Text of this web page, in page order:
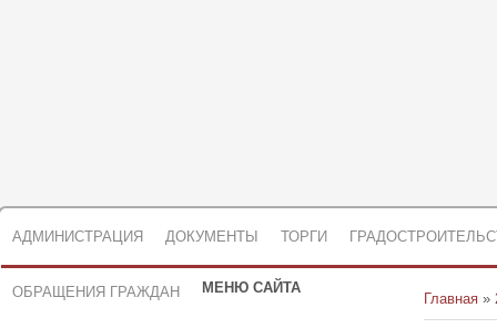
АДМИНИСТРАЦИЯ ДОКУМЕНТЫ ТОРГИ
ОБРАЩЕНИЯ ГРАЖДАН МЕНЮ САЙТА
Главная »